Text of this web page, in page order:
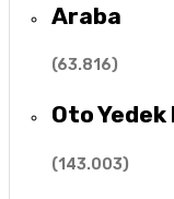
Araba
(63.816)
Oto
(143.003)